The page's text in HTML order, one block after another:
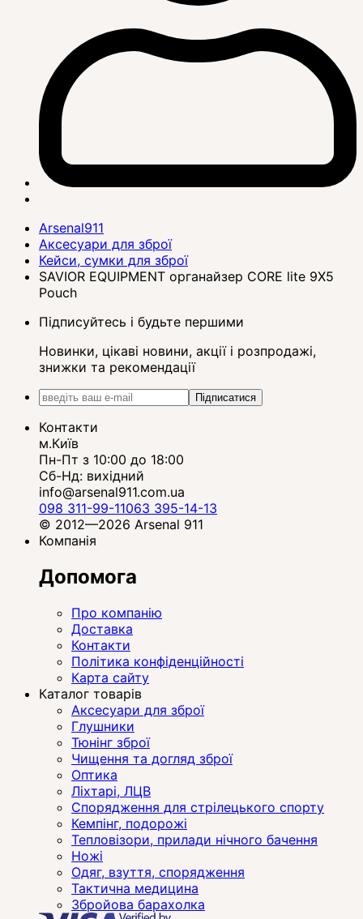
Arsenal911
Аксесуари для зброї
Кейси, сумки для зброї
SAVIOR EQUIPMENT органайзер CORE lite 9X5
Pouch
Підписуйтесь і будьте першими
Новинки, цікаві новини, акції і розпродажі,
знижки та рекомендації
Підписатися
Контакти
м.Київ
Пн-Пт з 10:00 до 18:00
Сб-Нд: вихідний
info@arsenal911.com.ua
098 311-99-11063 395-14-13
© 2012—2026 Arsenal 911
Компанія
Допомога
Про компанію
Доставка
Контакти
Політика конфіденційності
Карта сайту
Каталог товарів
Аксесуари для зброї
Глушники
Тюнінг зброї
Чищення та догляд зброї
Оптика
Ліхтарі, ЛЦВ
Спорядження для стрілецького спорту
Кемпінг, подорожі
Тепловізори, прилади нічного бачення
Ножі
Одяг, взуття, спорядження
Тактична медицина
Збройова барахолка